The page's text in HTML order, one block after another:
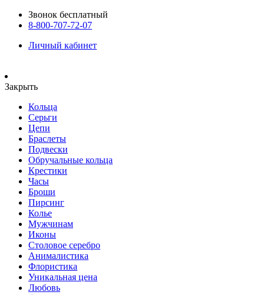
Звонок бесплатный
8-800-707-72-07
Личный кабинет
Закрыть
Кольца
Серьги
Цепи
Браслеты
Подвески
Обручальные кольца
Крестики
Часы
Броши
Пирсинг
Колье
Мужчинам
Иконы
Столовое серебро
Анималистика
Флористика
Уникальная цена
Любовь